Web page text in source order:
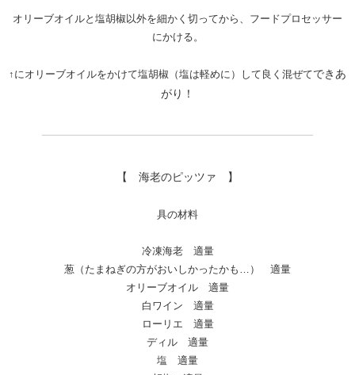
オリーブオイルと塩胡椒以外を細かく切ってから、フードプロセッサー
にかける。
↑にオリーブオイルをかけて塩胡椒（塩は軽めに）して良く混ぜてできあ
がり！
【 海老のピッツァ 】
具の材料
冷凍海老 適量
葱（たまねぎの方がおいしかったかも…） 適量
オリーブオイル 適量
白ワイン 適量
ローリエ 適量
ディル 適量
塩 適量